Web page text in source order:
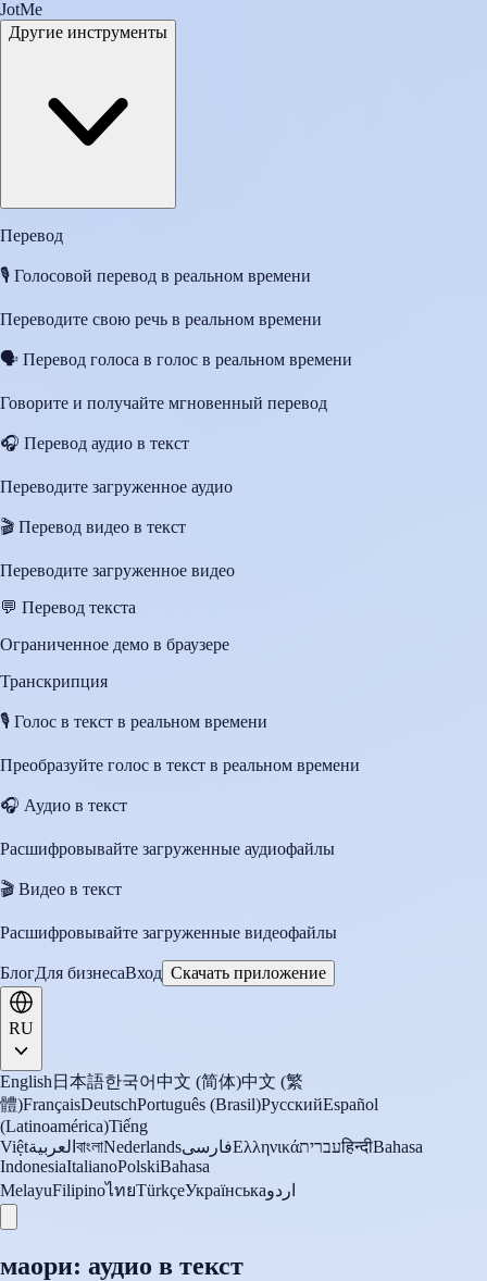
JotMe
Другие инструменты
Перевод
🎙️ Голосовой перевод в реальном времени
Переводите свою речь в реальном времени
🗣️ Перевод голоса в голос в реальном времени
Говорите и получайте мгновенный перевод
🎧 Перевод аудио в текст
Переводите загруженное аудио
🎬 Перевод видео в текст
Переводите загруженное видео
💬 Перевод текста
Ограниченное демо в браузере
Транскрипция
🎙️ Голос в текст в реальном времени
Преобразуйте голос в текст в реальном времени
🎧 Аудио в текст
Расшифровывайте загруженные аудиофайлы
🎬 Видео в текст
Расшифровывайте загруженные видеофайлы
БлогДля бизнесаВход Скачать приложение
RU
English 日本語한국어中文 (简体)中文 (繁
體)FrançaisDeutschPortuguês (Brasil)РусскийEspañol
(Latinoamérica)Tiếng
Việtالعربية বাংলাNederlandsفارسیΕλληνικάעבריתहिन्दीBahasa
IndonesiaItalianoPolskiBahasa
MelayuFilipinoไทยTürkçeУкраїнськаاردو
маори: аудио в текст